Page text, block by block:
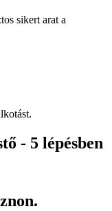
sikert arat a
- 5 lépésben